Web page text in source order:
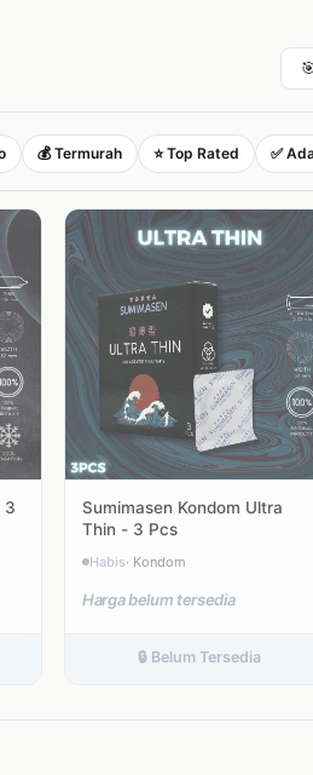
💰 Termurah ⭐ Top Rated ✅
3
Sumimasen Kondom Ultra
Thin - 3 Pcs
Habis· Kondom
Harga belum tersedia
🔒 Belum Tersedia